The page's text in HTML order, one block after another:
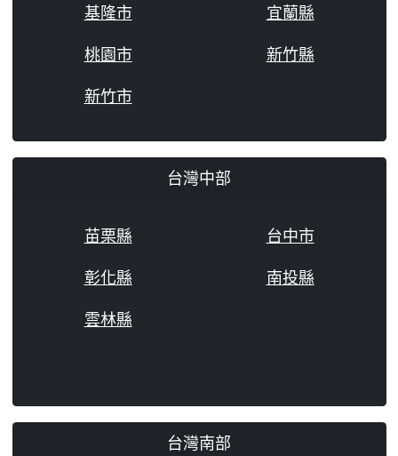
基隆市
宜蘭縣
桃園市
新竹縣
新竹市
台灣中部
苗栗縣
台中市
彰化縣
南投縣
雲林縣
台灣南部